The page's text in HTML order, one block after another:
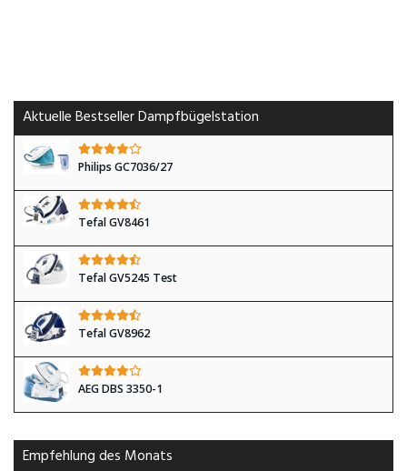
Aktuelle Bestseller Dampfbügelstation
Philips GC7036/27
Tefal GV8461
Tefal GV5245 Test
Tefal GV8962
AEG DBS 3350-1
Empfehlung des Monats